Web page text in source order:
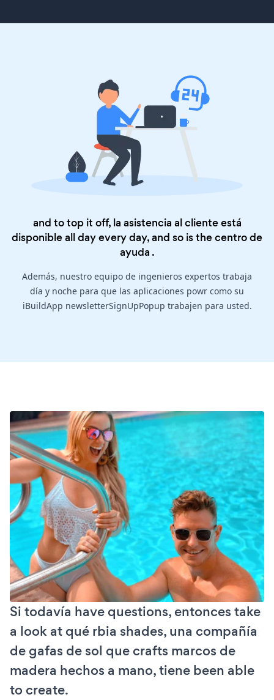
and to top it off, la asistencia al cliente está
disponible all day every day, and so is thecentro de
ayuda .
Además, nuestro equipo de ingenieros expertos trabaja
día y noche para que las aplicaciones powr como su
iBuildApp newsletterSignUpPopup trabajen para usted.
Si todavía have questions, entonces take
a look at qué rbia shades, una compañía
de gafas de sol que crafts marcos de
madera hechos a mano, tiene been able
to create.